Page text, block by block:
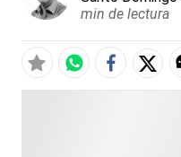
min de lectura